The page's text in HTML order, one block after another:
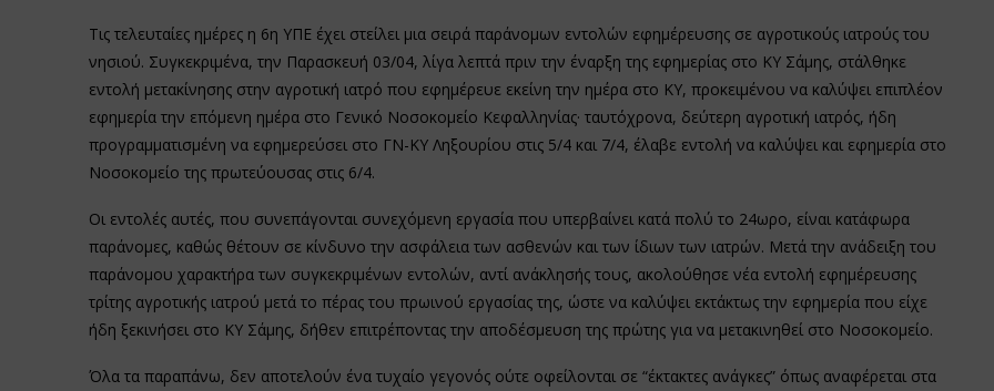
Τις τελευταίες ημέρες η 6η ΥΠΕ έχει στείλει μια σειρά παράνομων εντολών εφημέρευσης σε αγροτικούς ιατρούς του
νησιού. Συγκεκριμένα, την Παρασκευή 03/04, λίγα λεπτά πριν την έναρξη της εφημερίας στο ΚΥ Σάμης, στάλθηκε
εντολή μετακίνησης στην αγροτική ιατρό που εφημέρευε εκείνη την ημέρα στο ΚΥ, προκειμένου να καλύψει επιπλέον
εφημερία την επόμενη ημέρα στο Γενικό Νοσοκομείο Κεφαλληνίας· ταυτόχρονα, δεύτερη αγροτική ιατρός, ήδη
προγραμματισμένη να εφημερεύσει στο ΓΝ-ΚΥ Ληξουρίου στις 5/4 και 7/4, έλαβε εντολή να καλύψει και εφημερία στο
Νοσοκομείο της πρωτεύουσας στις 6/4.
Οι εντολές αυτές, που συνεπάγονται συνεχόμενη εργασία που υπερβαίνει κατά πολύ το 24ωρο, είναι κατάφωρα
παράνομες, καθώς θέτουν σε κίνδυνο την ασφάλεια των ασθενών και των ίδιων των ιατρών. Μετά την ανάδειξη του
παράνομου χαρακτήρα των συγκεκριμένων εντολών, αντί ανάκλησής τους, ακολούθησε νέα εντολή εφημέρευσης
τρίτης αγροτικής ιατρού μετά το πέρας του πρωινού εργασίας της, ώστε να καλύψει εκτάκτως την εφημερία που είχε
ήδη ξεκινήσει στο ΚΥ Σάμης, δήθεν επιτρέποντας την αποδέσμευση της πρώτης για να μετακινηθεί στο Νοσοκομείο.
Όλα τα παραπάνω, δεν αποτελούν ένα τυχαίο γεγονός ούτε οφείλονται σε “έκτακτες ανάγκες” όπως αναφέρεται στα